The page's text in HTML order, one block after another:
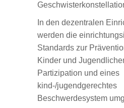
In den dezentralen
werden die
Standards zur
Kinder und
Partizipation und eines
kind-/jugendgerechtes
Beschwerdesystem